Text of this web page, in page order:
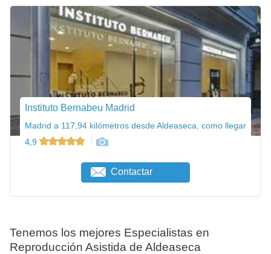
Instituto Bernabeu Madrid
Madrid a 117,94 kilómetros desde Aldeaseca, como llegar
4,9
Contactar
Tenemos los mejores Especialistas en
Reproducción Asistida de Aldeaseca